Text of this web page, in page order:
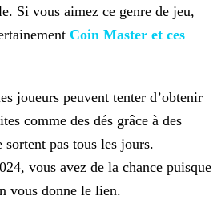
Si vous aimez ce genre de jeu,
Coin Master et ces
joueurs peuvent tenter d’obtenir
comme des dés grâce à des
pas tous les jours.
vous avez de la chance puisque
vous donne le lien.